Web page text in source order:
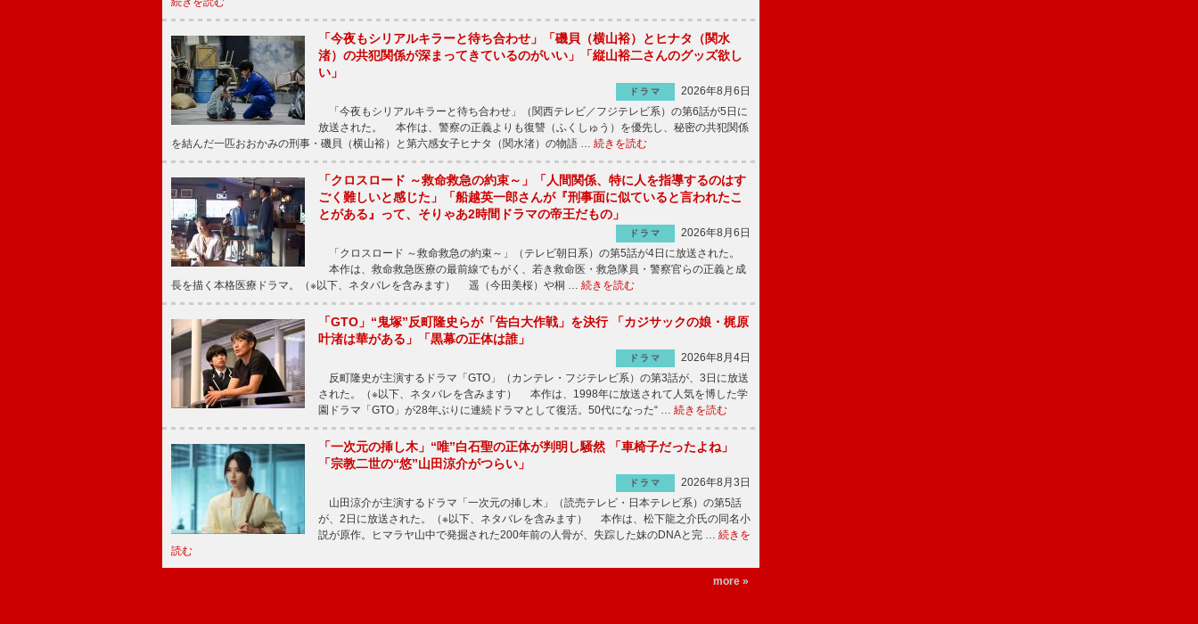
「今夜もシリアルキラーと待ち合わせ」「磯貝（横山裕）とヒナタ（関水
渚）の共犯関係が深まってきているのがいい」「縦山裕二さんのグッズ欲し
い」
ドラマ
2026年8月6日
「今夜もシリアルキラーと待ち合わせ」（関西テレビ／フジテレビ系）の第6話が5日に
放送された。 本作は、警察の正義よりも復讐（ふくしゅう）を優先し、秘密の共犯関係
を結んだ一匹おおかみの刑事・磯貝（横山裕）と第六感女子ヒナタ（関水渚）の物語 … 続きを読む
「クロスロード ～救命救急の約束～」「人間関係、特に人を指導するのはす
ごく難しいと感じた」「船越英一郎さんが『刑事面に似ていると言われたこ
とがある』って、そりゃあ2時間ドラマの帝王だもの」
ドラマ
2026年8月6日
「クロスロード ～救命救急の約束～」（テレビ朝日系）の第5話が4日に放送された。
本作は、救命救急医療の最前線でもがく、若き救命医・救急隊員・警察官らの正義と成
長を描く本格医療ドラマ。（※以下、ネタバレを含みます） 遥（今田美桜）や桐 … 続きを読む
「GTO」“鬼塚”反町隆史らが「告白大作戦」を決行 「カジサックの娘・梶原
叶渚は華がある」「黒幕の正体は誰」
ドラマ
2026年8月4日
反町隆史が主演するドラマ「GTO」（カンテレ・フジテレビ系）の第3話が、3日に放送
された。（※以下、ネタバレを含みます） 本作は、1998年に放送されて人気を博した学
園ドラマ「GTO」が28年ぶりに連続ドラマとして復活。50代になった“ … 続きを読む
「一次元の挿し木」“唯”白石聖の正体が判明し騒然 「車椅子だったよね」
「宗教二世の“悠”山田涼介がつらい」
ドラマ
2026年8月3日
山田涼介が主演するドラマ「一次元の挿し木」（読売テレビ・日本テレビ系）の第5話
が、2日に放送された。（※以下、ネタバレを含みます） 本作は、松下龍之介氏の同名小
説が原作。ヒマラヤ山中で発掘された200年前の人骨が、失踪した妹のDNAと完 … 続きを
読む
more »